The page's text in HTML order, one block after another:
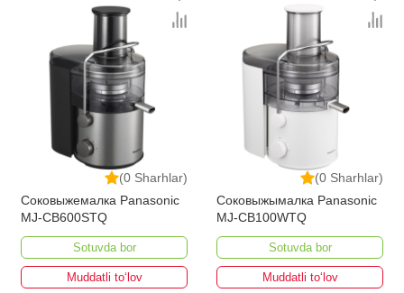
(0 Sharhlar)
Соковыжемалка Panasonic
MJ-CB600STQ
Sotuvda bor
Muddatli to‘lov
(0 Sharhlar)
Соковыжымалка Panasonic
MJ-CB100WTQ
Sotuvda bor
Muddatli to‘lov